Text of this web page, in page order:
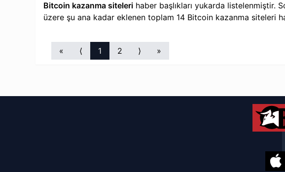
gelecekteki direnç seviyeleri
hakkında detaylı bir analiz
hareket haline geldi. Bitcoin,
piyasa değeriyle birlikte küresel
Bitcoin kazanma siteleri haber başlıkları yukarda listelenmiştir.
üzere şu ana kadar eklenen toplam 14 Bitcoin kazanma siteleri
« ⟨ 1 2 ⟩ »